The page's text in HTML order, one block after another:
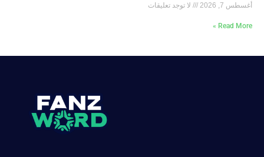
أغسطس 7, 2026 لا توجد تعليقات
Read More »